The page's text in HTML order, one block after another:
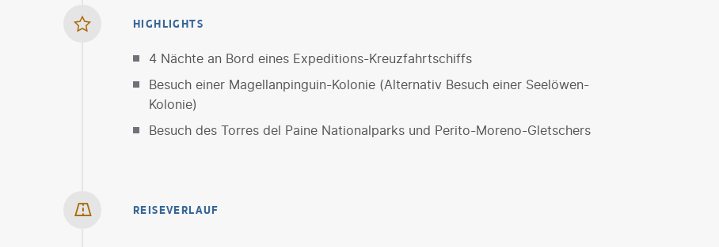
HIGHLIGHTS
4 Nächte an Bord eines Expeditions-Kreuzfahrtschiffs
Besuch einer Magellanpinguin-Kolonie (Alternativ Besuch einer Seelöwen-
Kolonie)
Besuch des Torres del Paine Nationalparks und Perito-Moreno-Gletschers
REISEVERLAUF